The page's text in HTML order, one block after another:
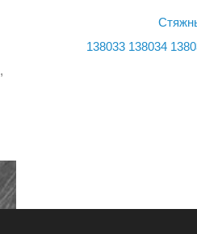
,
138033 138034